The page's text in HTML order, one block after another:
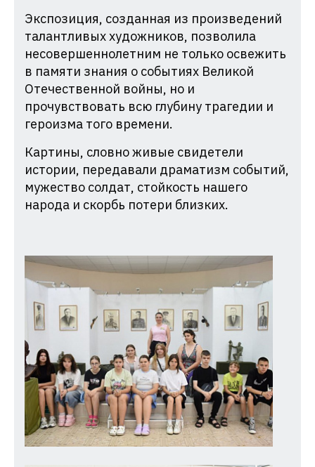
Экспозиция, созданная из произведений
талантливых художников, позволила
несовершеннолетним не только освежить
в памяти знания о событиях Великой
Отечественной войны, но и
прочувствовать всю глубину трагедии и
героизма того времени.
Картины, словно живые свидетели
истории, передавали драматизм событий,
мужество солдат, стойкость нашего
народа и скорбь потери близких.